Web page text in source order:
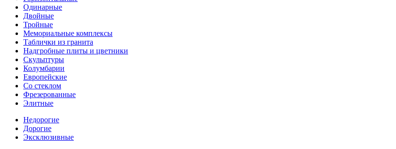
Одинарные
Двойные
Тройные
Мемориальные комплексы
Таблички из гранита
Надгробные плиты и цветники
Скульптуры
Колумбарии
Европейские
Со стеклом
Фрезерованные
Элитные
Недорогие
Дорогие
Эксклюзивные